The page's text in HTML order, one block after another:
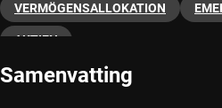
VERMÖGENSALLOKATION
AKTIEN
Samenvatting